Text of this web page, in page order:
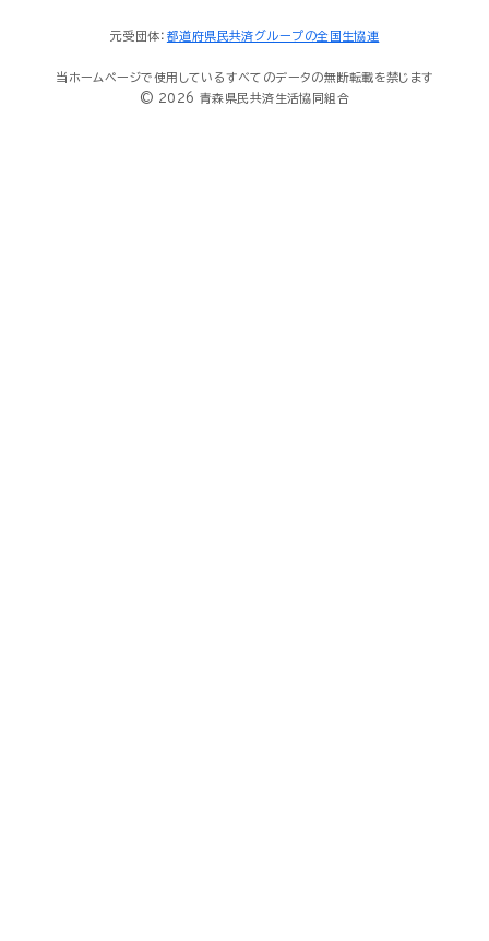
元受団体： 都道府県民共済グループの全国生協連
当ホームページで使用しているすべてのデータの無断転載を禁じます
© 2026 青森県民共済生活協同組合